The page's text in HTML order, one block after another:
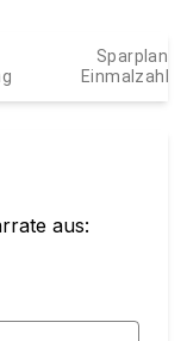
Sparplan &
aus: